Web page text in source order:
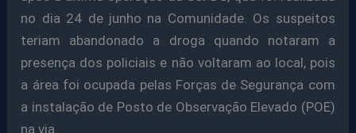
no dia 24 de junho na Comunidade. Os suspeitos
teriam abandonado a droga quando notaram a
presença dos policiais e não voltaram ao local, pois
a área foi ocupada pelas Forças de Segurança com
a instalação de Posto de Observação Elevado (POE)
na via.